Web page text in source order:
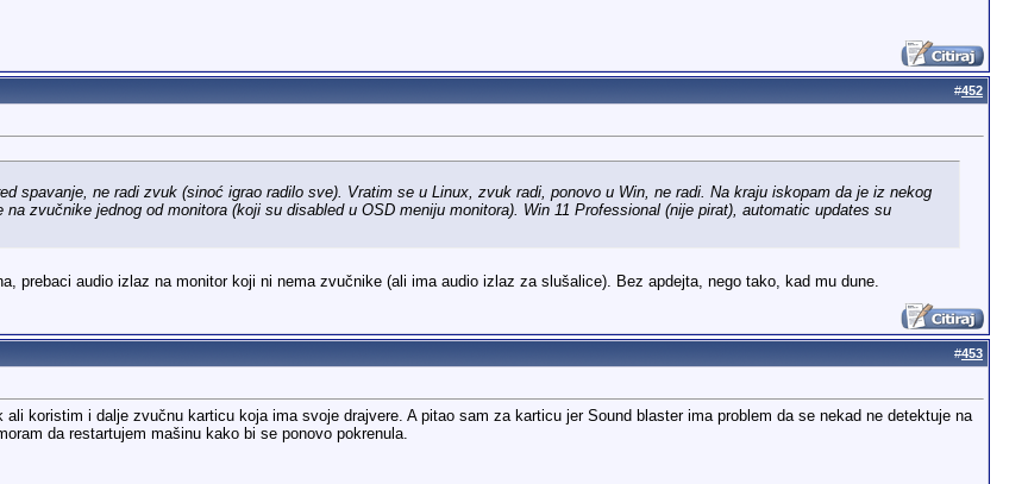
#452
spavanje, ne radi zvuk (sinoć igrao radilo sve). Vratim se u Linux, zvuk radi, ponovo u Win, ne radi. Na kraju iskopam da je iz nekog
zvučnike jednog od monitora (koji su disabled u OSD meniju monitora). Win 11 Professional (nije pirat), automatic updates su
prebaci audio izlaz na monitor koji ni nema zvučnike (ali ima audio izlaz za slušalice). Bez apdejta, nego tako, kad mu dune.
#453
koristim i dalje zvučnu karticu koja ima svoje drajvere. A pitao sam za karticu jer Sound blaster ima problem da se nekad ne detektuje na
da restartujem mašinu kako bi se ponovo pokrenula.